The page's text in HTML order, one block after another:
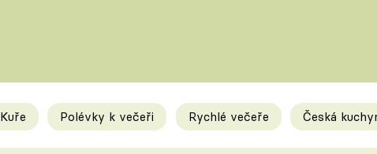
Kuře Polévky k večeři Rychlé večeře Česká